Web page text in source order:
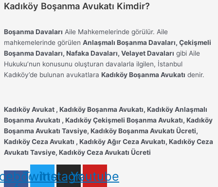
Kadıköy Boşanma Avukatı Kimdir?
Boşanma Davaları Aile Mahkemelerinde görülür. Aile
mahkemelerinde görülen Anlaşmalı Boşanma Davaları, Çekişmeli
Boşanma Davaları, Nafaka Davaları, Velayet Davaları gibi Aile
Hukuku’nun konusunu oluşturan davalarla ilgilen, İstanbul
Kadıköy’de bulunan avukatlara Kadıköy Boşanma Avukatı denir.
Kadıköy Avukat , Kadıköy Boşanma Avukatı, Kadıköy Anlaşmalı
Boşanma Avukatı , Kadıköy Çekişmeli Boşanma Avukatı, Kadıköy
Boşanma Avukatı Tavsiye, Kadıköy Boşanma Avukatı Ücreti,
Kadıköy Ceza Avukatı , Kadıköy Ağır Ceza Avukatı, Kadıköy Ceza
Avukatı Tavsiye, Kadıköy Ceza Avukatı Ücreti
Twitter
Instagram
Youtube